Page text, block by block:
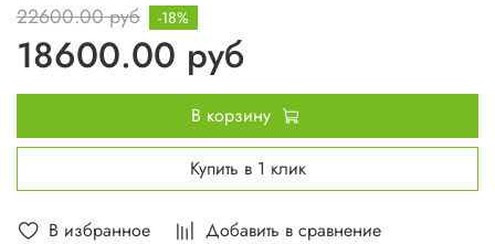
В избранное Добавить в сравнение
22600.00 руб
18600.00 руб
-18%
В корзину
Купить в 1 клик